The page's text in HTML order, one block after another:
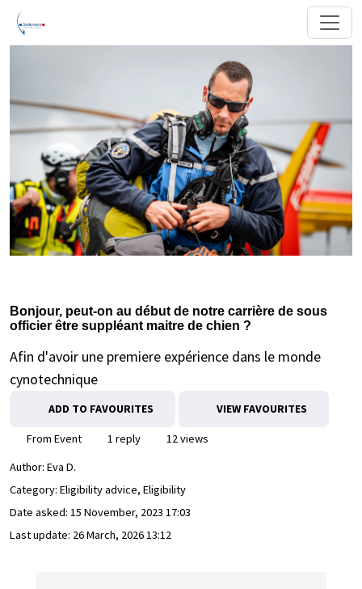
Bonjour, peut-on au début de notre carrière de sous
officier être suppléant maitre de chien ?
Afin d'avoir une premiere expérience dans le monde
cynotechnique
ADD TO FAVOURITES VIEW FAVOURITES
From Event 1 reply
12 views
Author: Eva D.
Category: Eligibility advice, Eligibility
Date asked: 15 November, 2023 17:03
Last update: 26 March, 2026 13:12